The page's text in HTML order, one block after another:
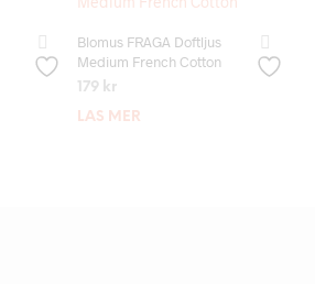
Blomus FRAGA Doftljus
Medium French Cotton
179 kr
LÄS MER